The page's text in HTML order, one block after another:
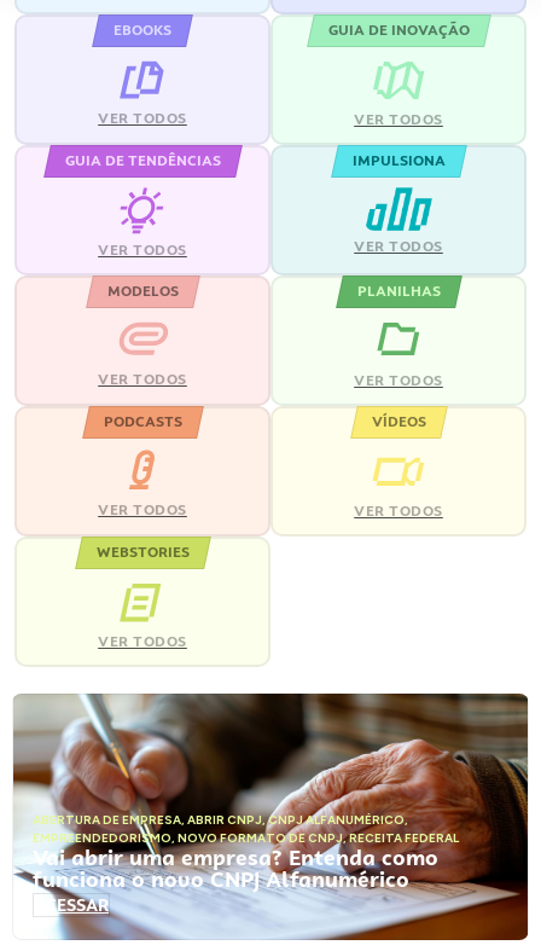
EBOOKS
VER TODOS
GUIA DE INOVAÇÃO
VER TODOS
GUIA DE TENDÊNCIAS
VER TODOS
IMPULSIONA
VER TODOS
MODELOS
VER TODOS
PLANILHAS
VER TODOS
PODCASTS
VER TODOS
VÍDEOS
VER TODOS
WEBSTORIES
VER TODOS
ABERTURA DE EMPRESA, ABRIR CNPJ,CNPJ ALFANUMÉRICO,
EMPREENDEDORISMO, NOVO FORMATO DE CNPJ,RECEITA FEDERAL
Vai abrir uma empresa? Entenda como
funciona o novo CNPJ Alfanumérico
ACESSAR